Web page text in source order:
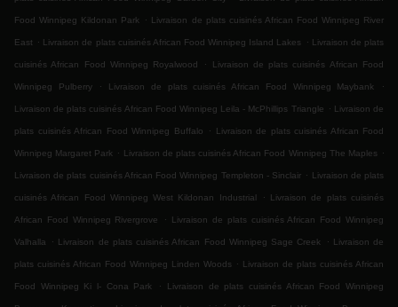
Food Winnipeg Kildonan Park . Livraison de plats cuisinés African Food Winnipeg River
East . Livraison de plats cuisinés African Food Winnipeg Island Lakes . Livraison de plats
cuisinés African Food Winnipeg Royalwood . Livraison de plats cuisinés African Food
Winnipeg Pulberry . Livraison de plats cuisinés African Food Winnipeg Maybank .
Livraison de plats cuisinés African Food Winnipeg Leila - McPhillips Triangle . Livraison de
plats cuisinés African Food Winnipeg Buffalo . Livraison de plats cuisinés African Food
Winnipeg Margaret Park . Livraison de plats cuisinés African Food Winnipeg The Maples .
Livraison de plats cuisinés African Food Winnipeg Templeton - Sinclair . Livraison de plats
cuisinés African Food Winnipeg West Kildonan Industrial . Livraison de plats cuisinés
African Food Winnipeg Rivergrove . Livraison de plats cuisinés African Food Winnipeg
Valhalla . Livraison de plats cuisinés African Food Winnipeg Sage Creek . Livraison de
plats cuisinés African Food Winnipeg Linden Woods . Livraison de plats cuisinés African
Food Winnipeg Ki l- Cona Park . Livraison de plats cuisinés African Food Winnipeg